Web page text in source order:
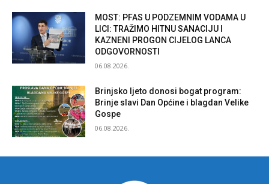
MOST: PFAS U PODZEMNIM VODAMA U
LICI: TRAŽIMO HITNU SANACIJU I
KAZNENI PROGON CIJELOG LANCA
ODGOVORNOSTI
06.08.2026.
Brinjsko ljeto donosi bogat program:
Brinje slavi Dan Općine i blagdan Velike
Gospe
06.08.2026.